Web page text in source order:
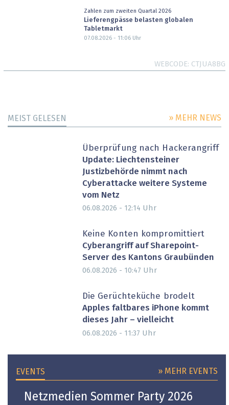
Zahlen zum zweiten Quartal 2026
Lieferengpässe belasten globalen
Tabletmarkt
07.08.2026 - 11:06Uhr
WEBCODE CTJUA8BG
MEIST GELESEN » MEHR NEWS
Überprüfung nach Hackerangriff
Update: Liechtensteiner
Justizbehörde nimmt nach
Cyberattacke weitere Systeme
vom Netz
06.08.2026 - 12:14 Uhr
Keine Konten kompromittiert
Cyberangriff auf Sharepoint-
Server des Kantons Graubünden
06.08.2026 - 10:47 Uhr
Die Gerüchteküche brodelt
Apples faltbares iPhone kommt
dieses Jahr – vielleicht
06.08.2026 - 11:37 Uhr
EVENTS » MEHR EVENTS
Netzmedien Sommer Party 2026